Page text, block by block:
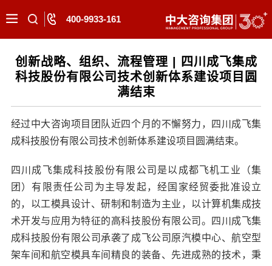
400-9933-161
创新战略、组织、流程管理 | 四川成飞集成
科技股份有限公司技术创新体系建设项目圆
满结束
经过中大咨询项目团队近四个月的不懈努力，四川成飞集
成科技股份有限公司技术创新体系建设项目圆满结束。
四川成飞集成科技股份有限公司是以成都飞机工业（集
团）有限责任公司为主导发起，经国家经贸委批准设立
的，以工模具设计、研制和制造为主业，以计算机集成技
术开发与应用为特征的高科技股份有限公司。四川成飞集
成科技股份有限公司承袭了成飞公司原汽模中心、航空型
架车间和航空模具车间精良的装备、先进成熟的技术，秉